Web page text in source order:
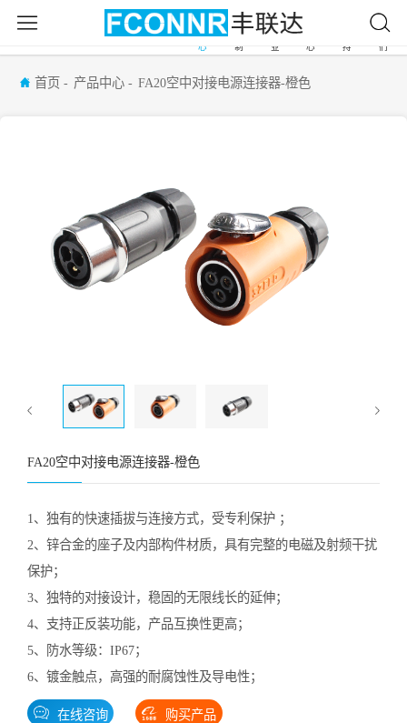
首
页
产
品
中
心
由
定
制
用
行
业
心
持
于
我
们
首页 产品中心 FA20空中对接电源连接器-橙色
FA20空中对接电源连接器-橙色
1、独有的快速插拔与连接方式，受专利保护 ；
2、锌合金的座子及内部构件材质，具有完整的电磁及射频干扰
保护；
3、独特的对接设计，稳固的无限线长的延伸；
4、支持正反装功能，产品互换性更高；
5、防水等级：IP67；
6、镀金触点，高强的耐腐蚀性及导电性；
在线咨询 购买产品